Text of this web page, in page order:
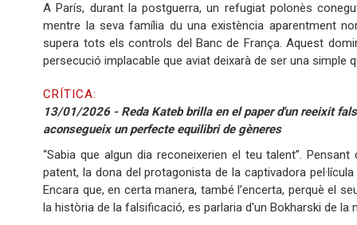
A París, durant la postguerra, un refugiat polonès
mentre la seva família du una existència aparentment
supera tots els controls del Banc de França. Aquest
persecució implacable que aviat deixarà de ser una
CRÍTICA:
13/01/2026 - Reda Kateb brilla en el paper d'un reeixit
aconsegueix un perfecte equilibri de gèneres
“Sabia que algun dia reconeixerien el teu talent”.
patent, la dona del protagonista de la captivadora
Encara que, en certa manera, també l’encerta, perquè el
la història de la falsificació, es parlaria d'un Bokharski de la